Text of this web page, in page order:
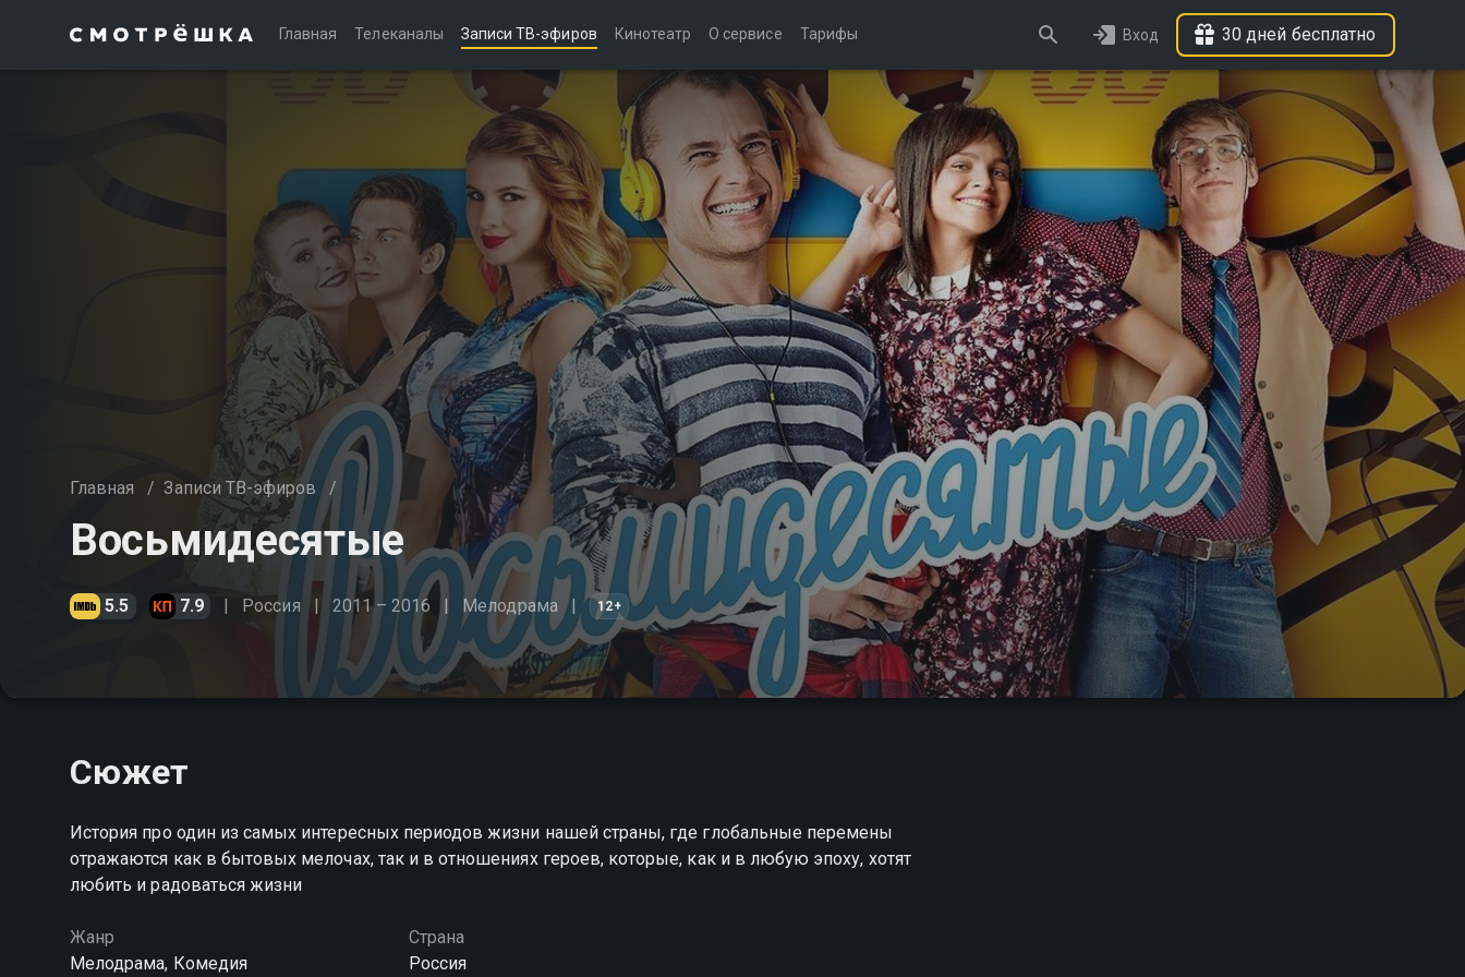
Главная Телеканалы Записи ТВ-эфиров Кинотеатр О сервисе Тарифы Вход 30 дней бесплатно
Главная / Записи ТВ-эфиров /
Восьмидесятые
5.5 7.9 Россия 2011 – 2016 Мелодрама 12+
Сюжет
История про один из самых интересных периодов жизни нашей страны, где глобальные перемены
отражаются как в бытовых мелочах, так и в отношениях героев, которые, как и в любую эпоху, хотят
любить и радоваться жизни
Жанр
Мелодрама, Комедия
Страна
Россия